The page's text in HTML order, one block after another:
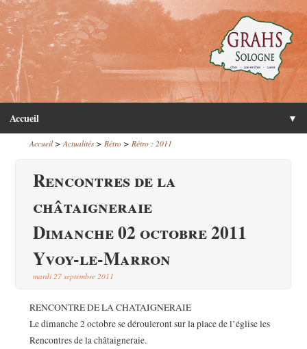
Accueil ▼
Accueil> Actualités> Rétro> Rétro : 2011
Rencontres de la
châtaigneraie
Dimanche 02 octobre 2011
Yvoy-le-Marron
mardi 27 septembre 2011
RENCONTRE DE LA CHATAIGNERAIE
Le dimanche 2 octobre se dérouleront sur la place de l’église les
Rencontres de la châtaigneraie.